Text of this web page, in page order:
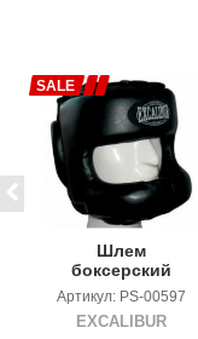
SALE
Шлем
боксерский
Excalibur 707
Buffalo
Артикул: PS-00597
EXCALIBUR